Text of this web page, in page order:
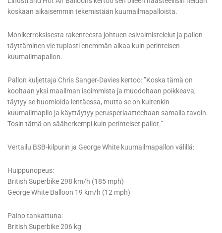
koskaan aikaisemmin tekemistään kuumailmapalloista.
Monikerroksisesta rakenteesta johtuen esivalmistelelut ja pallon
täyttäminen vie tuplasti enemmän aikaa kuin perinteisen
kuumailmapallon.
Pallon kuljettaja Chris Sanger-Davies kertoo: ”Koska tämä on
kooltaan yksi maailman isoimmista ja muodoltaan poikkeava,
täytyy se huomioida lentäessa, mutta se on kuitenkin
kuumailmapllo ja käyttäytyy perusperiaatteeltaan samalla tavoin.
Tosin tämä on sääherkempi kuin perinteiset pallot.”
Vertailu BSB-kilpurin ja George White kuumailmapallon välillä:
Huippunopeus:
British Superbike 298 km/h (185 mph)
George White Balloon 19 km/h (12 mph)
Paino tankattuna:
British Superbike 206 kg